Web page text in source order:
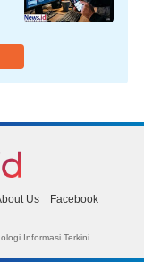
Us
Facebook
Informasi Terkini